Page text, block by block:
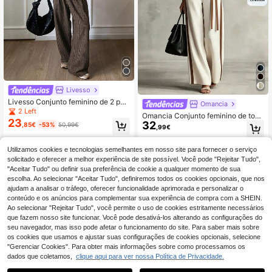
Livesso
Livesso Conjunto feminino de 2 peç
as para outono/inverno, composto p
or calça reta casual em malha mist
a, jaqueta com gola alta e detalhes l
istrados, e calça pantalona. Ideal pa
2 Left
23 ,85€ -53% 50,99€
Omancia
Omancia Conjunto feminino de top
de manga comprida com botões, co
res contrastantes e amarração, e ca
32 ,99€
Utilizamos cookies e tecnologias semelhantes em nosso site para fornecer o serviço
solicitado e oferecer a melhor experiência de site possível. Você pode "Rejeitar Tudo",
"Aceitar Tudo" ou definir sua preferência de cookie a qualquer momento de sua
escolha. Ao selecionar "Aceitar Tudo", definiremos todos os cookies opcionais, que nos
ajudam a analisar o tráfego, oferecer funcionalidade aprimorada e personalizar o
conteúdo e os anúncios para complementar sua experiência de compra com a SHEIN.
Ao selecionar "Rejeitar Tudo", você permite o uso de cookies estritamente necessários
que fazem nosso site funcionar. Você pode desativá-los alterando as configurações do
seu navegador, mas isso pode afetar o funcionamento do site. Para saber mais sobre
os cookies que usamos e ajustar suas configurações de cookies opcionais, selecione
"Gerenciar Cookies". Para obter mais informações sobre como processamos os
dados que coletamos, clique aqui para ver nossa Política de Privacidade.